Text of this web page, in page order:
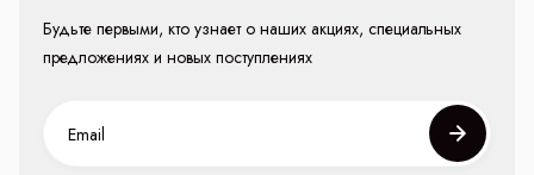
Будьте первыми, кто узнает о наших акциях, специальных
предложениях и новых поступлениях